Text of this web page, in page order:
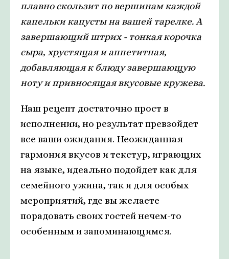
плавно скользит по вершинам каждой
капельки капусты на вашей тарелке. А
завершающий штрих - тонкая корочка
сыра, хрустящая и аппетитная,
добавляющая к блюду завершающую
ноту и привносящая вкусовые кружева.
Наш рецепт достаточно прост в
исполнении, но результат превзойдет
все ваши ожидания. Неожиданная
гармония вкусов и текстур, играющих
на языке, идеально подойдет как для
семейного ужина, так и для особых
мероприятий, где вы желаете
порадовать своих гостей нечем-то
особенным и запоминающимся.